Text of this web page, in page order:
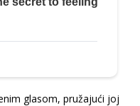
glasom, pružajući joj